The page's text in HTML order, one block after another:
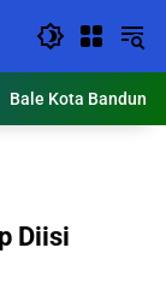
Bale Kota Bandung
Diisi